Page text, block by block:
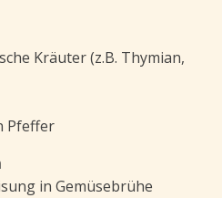
Kräuter (z.B. Thymian,
Pfeffer
in Gemüsebrühe